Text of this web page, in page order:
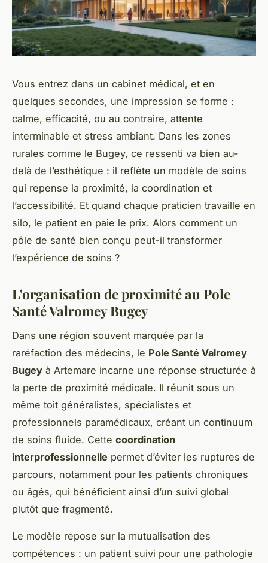
Vous entrez dans un cabinet médical, et en
quelques secondes, une impression se forme :
calme, efficacité, ou au contraire, attente
interminable et stress ambiant. Dans les zones
rurales comme le Bugey, ce ressenti va bien au-
delà de l’esthétique : il reflète un modèle de soins
qui repense la proximité, la coordination et
l’accessibilité. Et quand chaque praticien travaille en
silo, le patient en paie le prix. Alors comment un
pôle de santé bien conçu peut-il transformer
l’expérience de soins ?
L'organisation de proximité au Pole
Santé Valromey Bugey
Dans une région souvent marquée par la
raréfaction des médecins, le Pole Santé Valromey
Bugey à Artemare incarne une réponse structurée à
la perte de proximité médicale. Il réunit sous un
même toit généralistes, spécialistes et
professionnels paramédicaux, créant un continuum
de soins fluide. Cette coordination
interprofessionnelle permet d’éviter les ruptures de
parcours, notamment pour les patients chroniques
ou âgés, qui bénéficient ainsi d’un suivi global
plutôt que fragmenté.
Le modèle repose sur la mutualisation des
compétences : un patient suivi pour une pathologie